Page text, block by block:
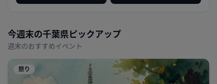
今週末の千葉県 ピックアップ
週末のおすすめイベント
祭り